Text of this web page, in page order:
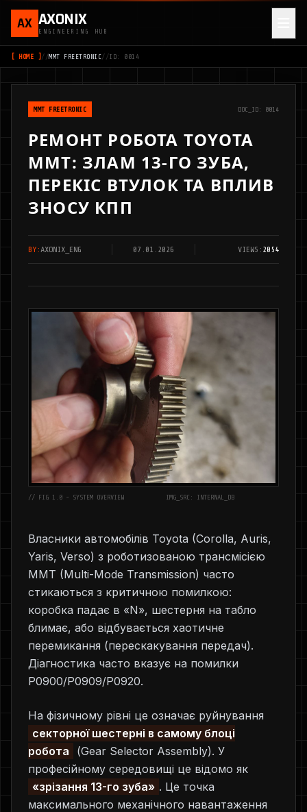
AX AXONIX
ENGINEERING HUB
[ HOME ] //MMT FREETRONIC//ID: 0014
MMT FREETRONIC DOC_ID: 0014
РЕМОНТ РОБОТА TOYOTA
MMT: ЗЛАМ 13-ГО ЗУБА,
ПЕРЕКІС ВТУЛОК ТА ВПЛИВ
ЗНОСУ КПП
BY:AXONIX_ENG 07.01.2026 VIEWS: 2054
// FIG 1.0 - SYSTEM OVERVIEW IMG_SRC: INTERNAL_DB
Власники автомобілів Toyota (Corolla, Auris,
Yaris, Verso) з роботизованою трансмісією
MMT (Multi-Mode Transmission) часто
стикаються з критичною помилкою:
коробка падає в «N», шестерня на табло
блимає, або відбувається хаотичне
перемикання (перескакування передач).
Діагностика часто вказує на помилки
P0900/P0909/P0920.
На фізичному рівні це означає руйнування
секторної шестерні в самому блоці
робота
(Gear Selector Assembly). У
професійному середовищі це відомо як
«зрізання 13-го зуба» . Це точка
максимального механічного навантаження